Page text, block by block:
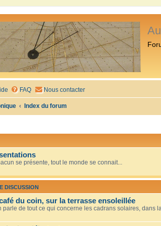
FAQ Nous contacter
Index du forum
se présente, tout le monde se connait...
DISCUSSION
du coin, sur la terrasse ensoleillée
parle de tout ce qui concerne les cadrans solaires, dans